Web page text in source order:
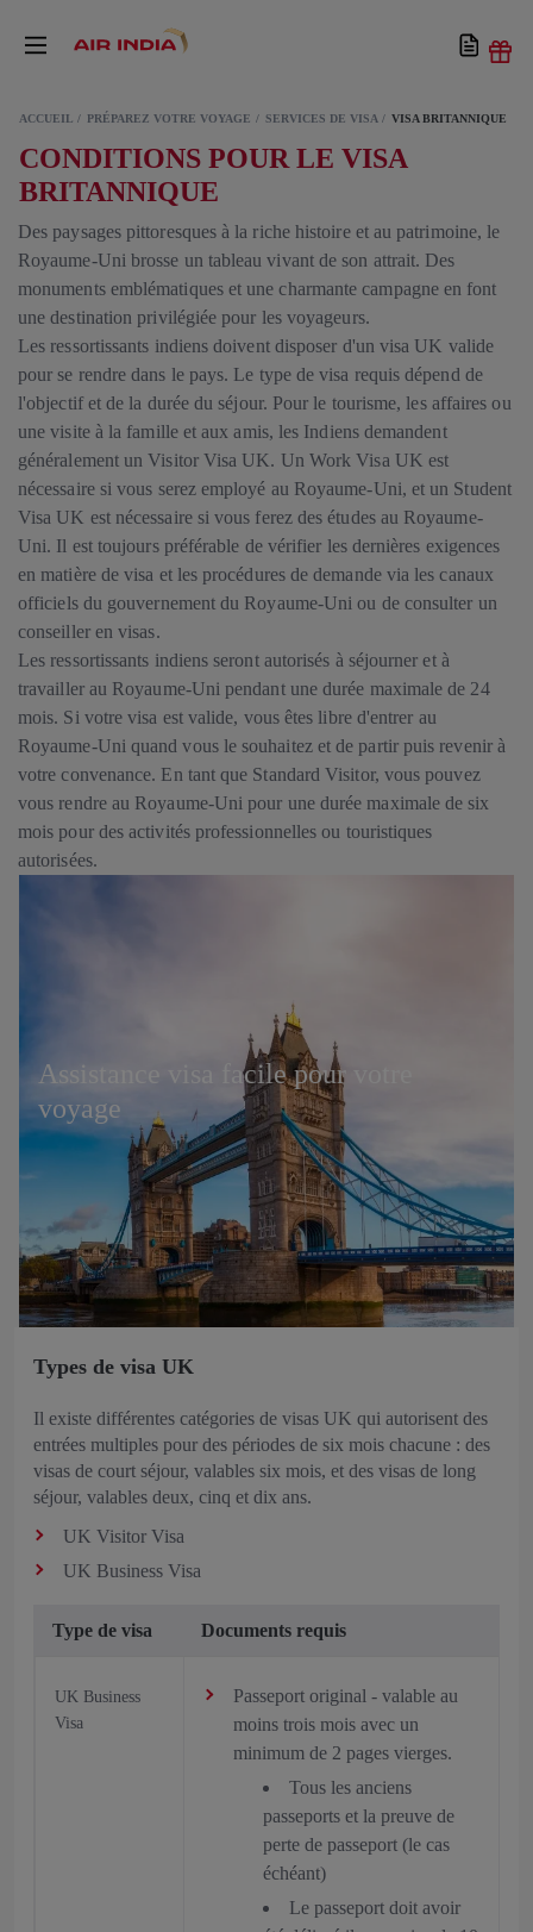
ACCUEIL PRÉPAREZ VOTRE VOYAGE SERVICES DE VISA VISA BRITANNIQUE
CONDITIONS POUR LE VISA
BRITANNIQUE
Des paysages pittoresques à la riche histoire et au patrimoine, le
Royaume-Uni brosse un tableau vivant de son attrait. Des
monuments emblématiques et une charmante campagne en font
une destination privilégiée pour les voyageurs.
Les ressortissants indiens doivent disposer d'un visa UK valide
pour se rendre dans le pays. Le type de visa requis dépend de
l'objectif et de la durée du séjour. Pour le tourisme, les affaires ou
une visite à la famille et aux amis, les Indiens demandent
généralement un Visitor Visa UK. Un Work Visa UK est
nécessaire si vous serez employé au Royaume-Uni, et un Student
Visa UK est nécessaire si vous ferez des études au Royaume-
Uni. Il est toujours préférable de vérifier les dernières exigences
en matière de visa et les procédures de demande via les canaux
officiels du gouvernement du Royaume-Uni ou de consulter un
conseiller en visas.
Les ressortissants indiens seront autorisés à séjourner et à
travailler au Royaume-Uni pendant une durée maximale de 24
mois. Si votre visa est valide, vous êtes libre d'entrer au
Royaume-Uni quand vous le souhaitez et de partir puis revenir à
votre convenance. En tant que Standard Visitor, vous pouvez
vous rendre au Royaume-Uni pour une durée maximale de six
mois pour des activités professionnelles ou touristiques
autorisées.
Assistance visa facile pour votre
voyage
Types de visa UK
Il existe différentes catégories de visas UK qui autorisent des
entrées multiples pour des périodes de six mois chacune : des
visas de court séjour, valables six mois, et des visas de long
séjour, valables deux, cinq et dix ans.
UK Visitor Visa
UK Business Visa
Type de visa Documents requis
UK Business
Visa
Passeport original - valable au
moins trois mois avec un
minimum de 2 pages vierges.
Tous les anciens
passeports et la preuve de
perte de passeport (le cas
échéant)
Le passeport doit avoir